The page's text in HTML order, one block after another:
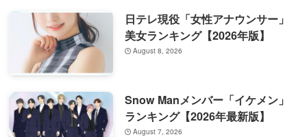
日テレ現役「女性アナウンサー」
美女ランキング【2026年版】
August 8, 2026
Snow Manメンバー「イケメン」
ランキング【2026年最新版】
August 7, 2026